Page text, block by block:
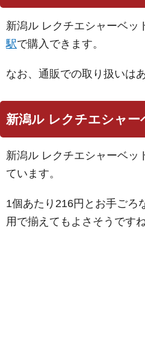
新潟ル レクチエシャーベッ
駅で購入できます。
なお、通販での取り扱いは
新潟ル レクチエシャー
新潟ル レクチエシャーベッ
ています。
1個あたり216円とお手ごろ
用で揃えてもよさそうですね